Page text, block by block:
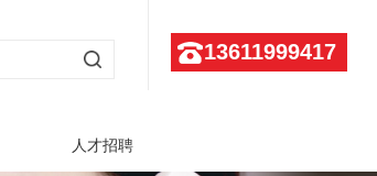
13611999417
人才招聘